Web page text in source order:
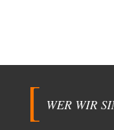
Geheimhaltung
Transparenz,
vor 15 Stunden
US-
WER WIR